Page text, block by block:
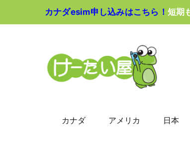
カナダesim申し込みはこちら！ 短期
カナダ アメリカ 日本